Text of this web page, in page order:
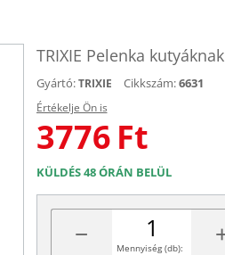
TRIXIE Pelenka
Gyártó: TRIXIE Cikkszám:6631
Értékelje Ön is
3776 Ft
KÜLDÉS 48 ÓRÁN BELÜL
− Mennyiség (db):